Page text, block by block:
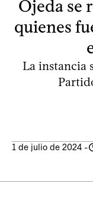
Ojeda se
quienes
La instancia
1 de julio de 2024 -